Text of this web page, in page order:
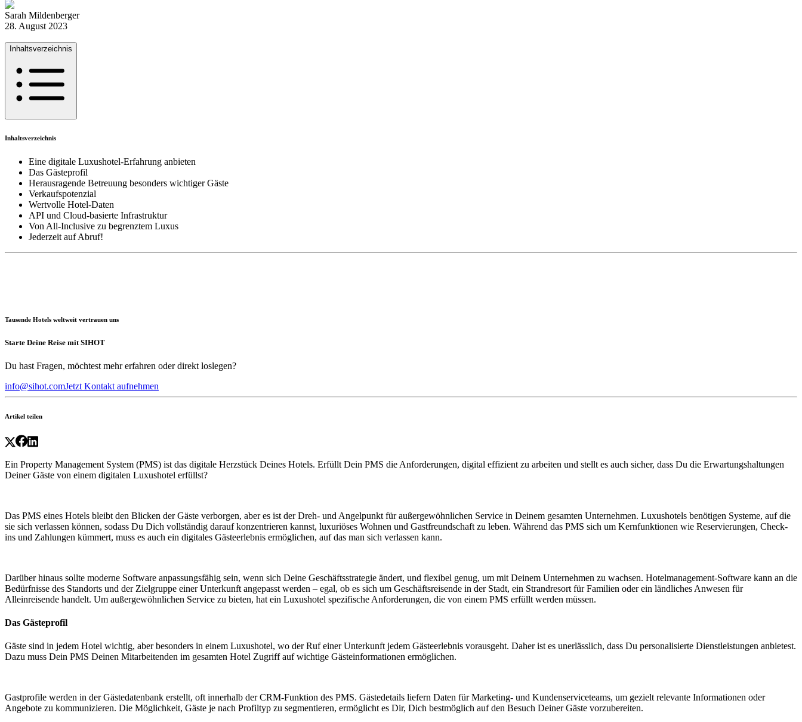
Sarah Mildenberger
28. August 2023
Inhaltsverzeichnis
Inhaltsverzeichnis
Eine digitale Luxushotel-Erfahrung anbieten
Das Gästeprofil
Herausragende Betreuung besonders wichtiger Gäste
Verkaufspotenzial
Wertvolle Hotel-Daten
API und Cloud-basierte Infrastruktur
Von All-Inclusive zu begrenztem Luxus
Jederzeit auf Abruf!
Tausende Hotels weltweit vertrauen uns
Starte Deine Reise mit SIHOT
Du hast Fragen, möchtest mehr erfahren oder direkt loslegen?
info@sihot.comJetzt Kontakt aufnehmen
Artikel teilen
Ein Property Management System (PMS) ist das digitale Herzstück Deines Hotels. Erfüllt Dein PMS die Anforderungen, digital effizient zu arbeiten und stellt es auch sicher, dass Du die Erwartungshaltungen
Deiner Gäste von einem digitalen Luxushotel erfüllst?
Das PMS eines Hotels bleibt den Blicken der Gäste verborgen, aber es ist der Dreh- und Angelpunkt für außergewöhnlichen Service in Deinem gesamten Unternehmen. Luxushotels benötigen Systeme, auf die
sie sich verlassen können, sodass Du Dich vollständig darauf konzentrieren kannst, luxuriöses Wohnen und Gastfreundschaft zu leben. Während das PMS sich um Kernfunktionen wie Reservierungen, Check-
ins und Zahlungen kümmert, muss es auch ein digitales Gästeerlebnis ermöglichen, auf das man sich verlassen kann.
Darüber hinaus sollte moderne Software anpassungsfähig sein, wenn sich Deine Geschäftsstrategie ändert, und flexibel genug, um mit Deinem Unternehmen zu wachsen. Hotelmanagement-Software kann an die
Bedürfnisse des Standorts und der Zielgruppe einer Unterkunft angepasst werden – egal, ob es sich um Geschäftsreisende in der Stadt, ein Strandresort für Familien oder ein ländliches Anwesen für
Alleinreisende handelt. Um außergewöhnlichen Service zu bieten, hat ein Luxushotel spezifische Anforderungen, die von einem PMS erfüllt werden müssen.
Das Gästeprofil
Gäste sind in jedem Hotel wichtig, aber besonders in einem Luxushotel, wo der Ruf einer Unterkunft jedem Gästeerlebnis vorausgeht. Daher ist es unerlässlich, dass Du personalisierte Dienstleistungen anbietest.
Dazu muss Dein PMS Deinen Mitarbeitenden im gesamten Hotel Zugriff auf wichtige Gästeinformationen ermöglichen.
Gastprofile werden in der Gästedatenbank erstellt, oft innerhalb der CRM-Funktion des PMS. Gästedetails liefern Daten für Marketing- und Kundenserviceteams, um gezielt relevante Informationen oder
Angebote zu kommunizieren. Die Möglichkeit, Gäste je nach Profiltyp zu segmentieren, ermöglicht es Dir, Dich bestmöglich auf den Besuch Deiner Gäste vorzubereiten.